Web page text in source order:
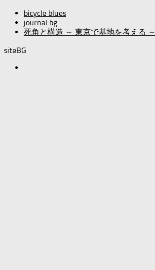
bicycle blues
journal bg
死角と構造 ～ 東京で基地を考える ～
siteBG